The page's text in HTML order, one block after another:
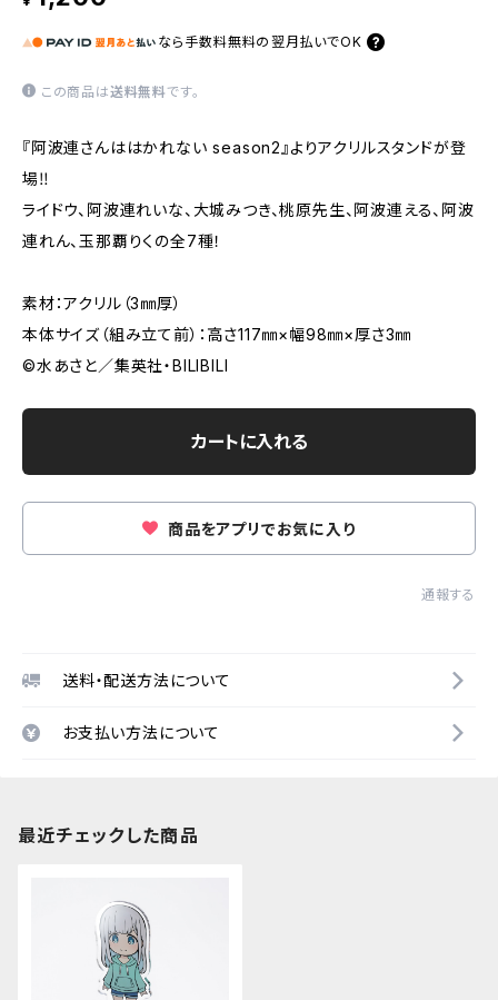
なら 手数料無料の 翌月払いでOK
この商品は送料無料です。
『阿波連さんははかれない season2』よりアクリルスタンドが登
場‼
ライドウ、阿波連れいな、大城みつき、桃原先生、阿波連える、阿波
連れん、玉那覇りくの全7種！
素材：アクリル（3㎜厚）
本体サイズ（組み立て前）：高さ117㎜×幅98㎜×厚さ3㎜
©水あさと／集英社・BILIBILI
カートに入れる
商品をアプリでお気に入り
通報する
送料・配送方法について
お支払い方法について
最近チェックした商品